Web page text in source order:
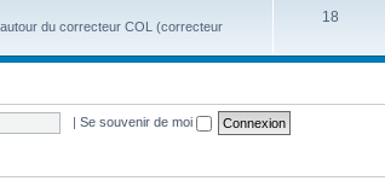
du correcteur COL (correcteur
18
| Se souvenir de moi